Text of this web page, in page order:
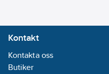
Kontakt
Kontakta oss
Butiker